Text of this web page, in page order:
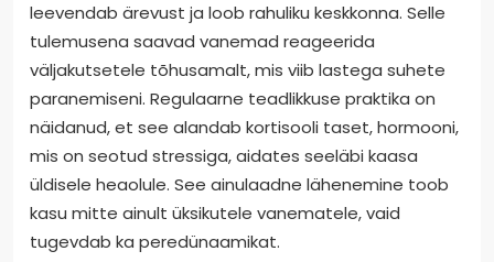
leevendab ärevust ja loob rahuliku keskkonna. Selle
tulemusena saavad vanemad reageerida
väljakutsetele tõhusamalt, mis viib lastega suhete
paranemiseni. Regulaarne teadlikkuse praktika on
näidanud, et see alandab kortisooli taset, hormooni,
mis on seotud stressiga, aidates seeläbi kaasa
üldisele heaolule. See ainulaadne lähenemine toob
kasu mitte ainult üksikutele vanematele, vaid
tugevdab ka peredünaamikat.